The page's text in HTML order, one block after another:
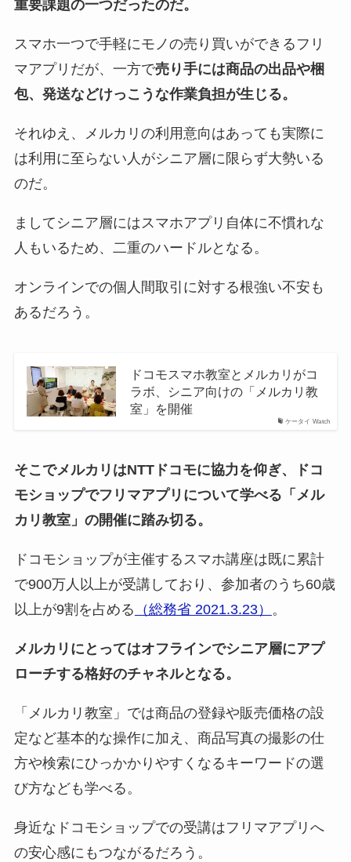
重要課題の一つだったのだ。
スマホ一つで手軽にモノの売り買いができるフリ
マアプリだが、一方で売り手には商品の出品や梱
包、発送などけっこうな作業負担が生じる。
それゆえ、メルカリの利用意向はあっても実際に
は利用に至らない人がシニア層に限らず大勢いる
のだ。
ましてシニア層にはスマホアプリ自体に不慣れな
人もいるため、二重のハードルとなる。
オンラインでの個人間取引に対する根強い不安も
あるだろう。
ケータイ Watch
ドコモスマホ教室とメルカリがコ
ラボ、シニア向けの「メルカリ教
室」を開催
そこでメルカリはNTTドコモに協力を仰ぎ、ドコ
モショップでフリマアプリについて学べる「メル
カリ教室」の開催に踏み切る。
ドコモショップが主催するスマホ講座は既に累計
で900万人以上が受講しており、参加者のうち60歳
以上が9割を占める （総務省 2021.3.23） 。
メルカリにとってはオフラインでシニア層にアプ
ローチする格好のチャネルとなる。
「メルカリ教室」では商品の登録や販売価格の設
定など基本的な操作に加え、商品写真の撮影の仕
方や検索にひっかかりやすくなるキーワードの選
び方なども学べる。
身近なドコモショップでの受講はフリマアプリへ
の安心感にもつながるだろう。